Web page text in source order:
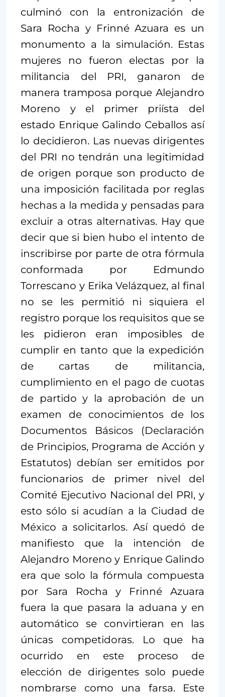
culminó con la entronización de
Sara Rocha y Frinné Azuara es un
monumento a la simulación. Estas
mujeres no fueron electas por la
militancia del PRI, ganaron de
manera tramposa porque Alejandro
Moreno y el primer priísta del
estado Enrique Galindo Ceballos así
lo decidieron. Las nuevas dirigentes
del PRI no tendrán una legitimidad
de origen porque son producto de
una imposición facilitada por reglas
hechas a la medida y pensadas para
excluir a otras alternativas. Hay que
decir que si bien hubo el intento de
inscribirse por parte de otra fórmula
conformada por Edmundo
Torrescano y Erika Velázquez, al final
no se les permitió ni siquiera el
registro porque los requisitos que se
les pidieron eran imposibles de
cumplir en tanto que la expedición
de cartas de militancia,
cumplimiento en el pago de cuotas
de partido y la aprobación de un
examen de conocimientos de los
Documentos Básicos (Declaración
de Principios, Programa de Acción y
Estatutos) debían ser emitidos por
funcionarios de primer nivel del
Comité Ejecutivo Nacional del PRI, y
esto sólo si acudían a la Ciudad de
México a solicitarlos. Así quedó de
manifiesto que la intención de
Alejandro Moreno y Enrique Galindo
era que solo la fórmula compuesta
por Sara Rocha y Frinné Azuara
fuera la que pasara la aduana y en
automático se convirtieran en las
únicas competidoras. Lo que ha
ocurrido en este proceso de
elección de dirigentes solo puede
nombrarse como una farsa. Este